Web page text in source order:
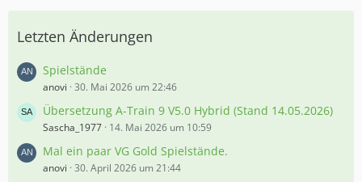
Letzten Änderungen
Spielstände
anovi 30. Mai 2026 um 22:46
Übersetzung A-Train 9 V5.0 Hybrid (Stand 14.05.2026)
Sascha_1977 14. Mai 2026 um 10:59
Mal ein paar VG Gold Spielstände.
anovi 30. April 2026 um 21:44